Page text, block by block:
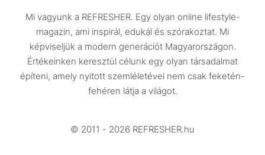
Utazás
Életmód
Design
Beszélgetések
Videó
Mi vagyunk a REFRESHER. Egy olyan online lifestyle-
magazin, ami inspirál, edukál és szórakoztat. Mi
képviseljük a modern generációt Magyarországon.
Értékeinken keresztül célunk egy olyan társadalmat
építeni, amely nyitott szemléletével nem csak feketén-
fehéren látja a világot.
© 2011 - 2026 REFRESHER.hu